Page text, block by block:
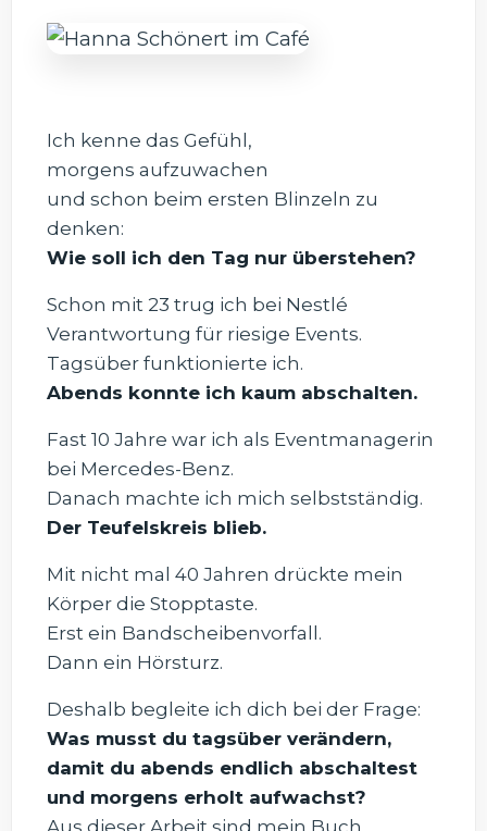
Ich kenne das Gefühl,
morgens aufzuwachen
und schon beim ersten Blinzeln zu
denken:
Wie soll ich den Tag nur überstehen?
Schon mit 23 trug ich bei Nestlé
Verantwortung für riesige Events.
Tagsüber funktionierte ich.
Abends konnte ich kaum abschalten.
Fast 10 Jahre war ich als Eventmanagerin
bei Mercedes-Benz.
Danach machte ich mich selbstständig.
Der Teufelskreis blieb.
Mit nicht mal 40 Jahren drückte mein
Körper die Stopptaste.
Erst ein Bandscheibenvorfall.
Dann ein Hörsturz.
Deshalb begleite ich dich bei der Frage:
Was musst du tagsüber verändern,
damit du abends endlich abschaltest
und morgens erholt aufwachst?